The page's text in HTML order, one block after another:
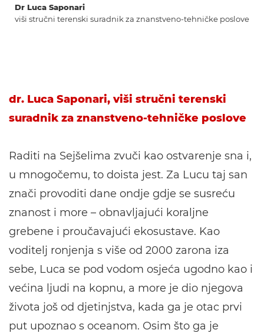
Dr Luca Saponari
viši stručni terenski suradnik za znanstveno-tehničke poslove
dr. Luca Saponari, viši stručni terenski
suradnik za znanstveno-tehničke poslove
Raditi na Sejšelima zvuči kao ostvarenje sna i,
u mnogočemu, to doista jest. Za Lucu taj san
znači provoditi dane ondje gdje se susreću
znanost i more – obnavljajući koraljne
grebene i proučavajući ekosustave. Kao
voditelj ronjenja s više od 2000 zarona iza
sebe, Luca se pod vodom osjeća ugodno kao i
većina ljudi na kopnu, a more je dio njegova
života još od djetinjstva, kada ga je otac prvi
put upoznao s oceanom. Osim što ga je